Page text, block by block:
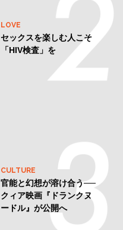
LOVE
セックスを楽しむ人こそ
「HIV検査」を
CULTURE
官能と幻想が溶け合う──
クィア映画『ドランクヌ
ードル』が公開へ